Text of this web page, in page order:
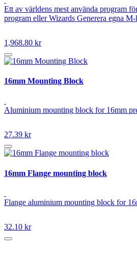
Ett av världens mest använda program
program eller Wizards Generera egna
1,968.80 kr
16mm Mounting Block
Aluminium mounting block for 16mm
27.39 kr
16mm Flange mounting block
Flange aluminium mounting block for
32.10 kr